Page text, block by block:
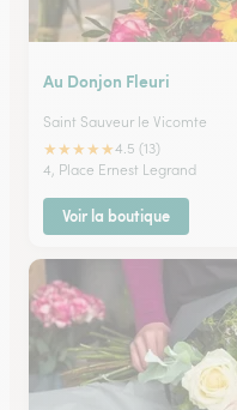
Au Donjon Fleuri
Saint Sauveur le Vicomte
★★★★★4.5 (13)
4, Place Ernest Legrand
Voir la boutique